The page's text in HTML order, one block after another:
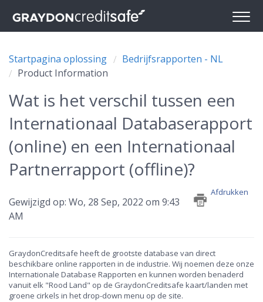
Startpagina oplossing
Bedrijfsrapporten - NL
Product Information
Wat is het verschil tussen een
Internationaal Databaserapport
(online) en een Internationaal
Partnerrapport (offline)?
Afdrukken
Gewijzigd op: Wo, 28 Sep, 2022 om 9:43
AM
GraydonCreditsafe heeft de grootste database van direct
beschikbare online rapporten in de industrie. Wij noemen deze onze
Internationale Database Rapporten en kunnen worden benaderd
vanuit elk "Rood Land" op de GraydonCreditsafe kaart/landen met
groene cirkels in het drop-down menu op de site.